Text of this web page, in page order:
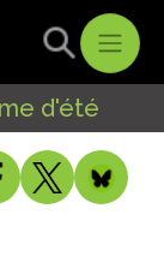
d'été